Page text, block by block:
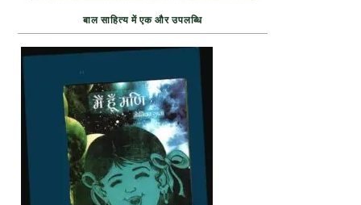
बाल साहित्य में एक और उपलब्धि